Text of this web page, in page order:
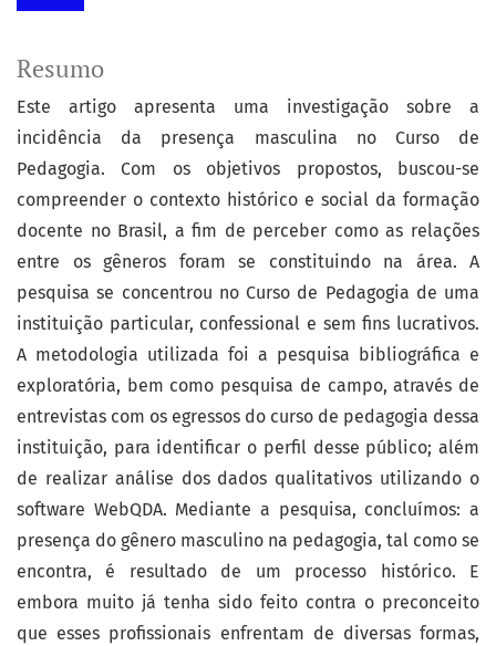
Resumo
Este artigo apresenta uma investigação sobre a
incidência da presença masculina no Curso de
Pedagogia. Com os objetivos propostos, buscou-se
compreender o contexto histórico e social da formação
docente no Brasil, a fim de perceber como as relações
entre os gêneros foram se constituindo na área. A
pesquisa se concentrou no Curso de Pedagogia de uma
instituição particular, confessional e sem fins lucrativos.
A metodologia utilizada foi a pesquisa bibliográfica e
exploratória, bem como pesquisa de campo, através de
entrevistas com os egressos do curso de pedagogia dessa
instituição, para identificar o perfil desse público; além
de realizar análise dos dados qualitativos utilizando o
software WebQDA. Mediante a pesquisa, concluímos: a
presença do gênero masculino na pedagogia, tal como se
encontra, é resultado de um processo histórico. E
embora muito já tenha sido feito contra o preconceito
que esses profissionais enfrentam de diversas formas,